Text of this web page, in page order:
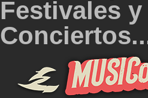
Festivales y